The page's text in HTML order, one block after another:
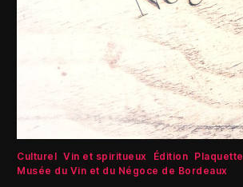
Culturel Vin et spiritueux Édition Plaquette
Musée du Vin et du Négoce de Bordeaux